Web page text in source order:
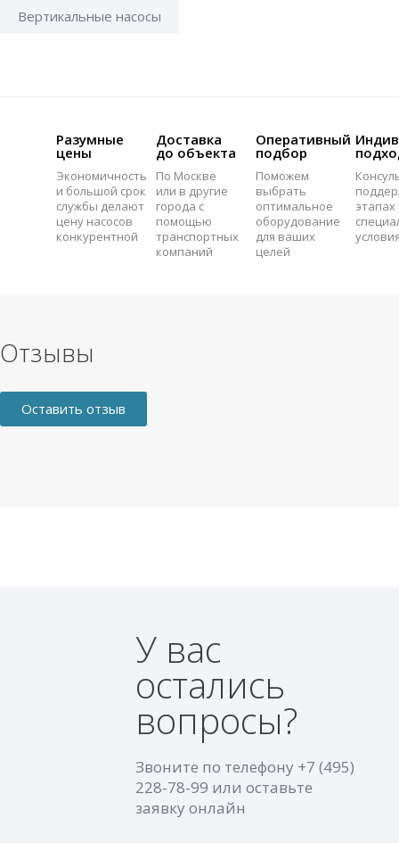
Вертикальные насосы
Разумные
цены
Экономичность
и большой срок
службы делают
цену насосов
конкурентной
Доставка
до объекта
По Москве
или в другие
города с
помощью
транспортных
компаний
Оперативный
подбор
Поможем
выбрать
оптимальное
оборудование
для ваших
целей
этапах
Отзывы
Оставить отзыв
У вас
остались
вопросы?
Звоните по телефону +7 (495)
228-78-99 или оставьте
заявку онлайн